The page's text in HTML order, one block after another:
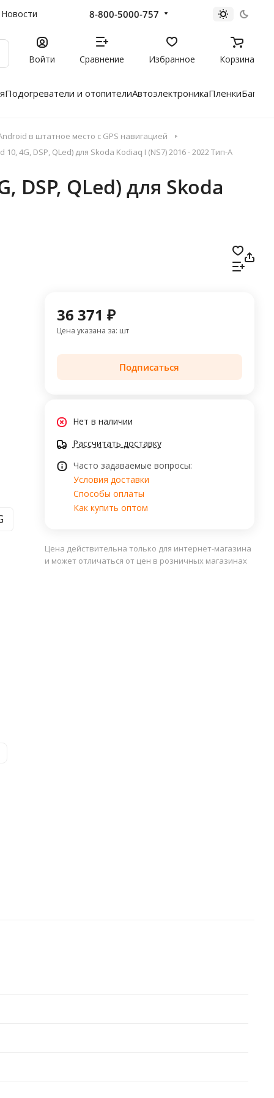
Новости 8-800-5000-757
Войти Сравнение Избранное Корзина
Подогреватели и отопителиАвтоэлектроникаПленки
в штатное место с GPS навигацией
4G, DSP, QLed) для Skoda Kodiaq I (NS7) 2016 - 2022 Тип-A
DSP, QLed) для Skoda
36 371 ₽
Цена указана за: шт
Подписаться
Нет в наличии
Рассчитать доставку
Часто задаваемые вопросы:
Условия доставки
Способы оплаты
Как купить оптом
Цена действительна только для интернет-магазина
и может отличаться от цен в розничных магазинах